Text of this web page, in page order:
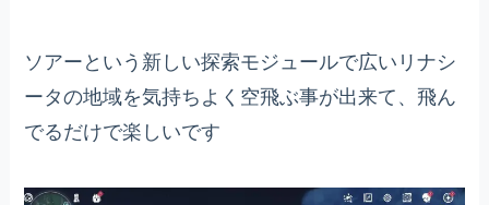
ソアーという新しい探索モジュールで広いリナシ
ータの地域を気持ちよく空飛ぶ事が出来て、飛ん
でるだけで楽しいです